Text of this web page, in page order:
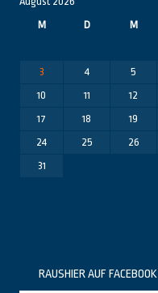
M
D M
3
4 5
10
11 12
17
18 19
24
25 26
31
RAUSHIER AUF FACEBOOK